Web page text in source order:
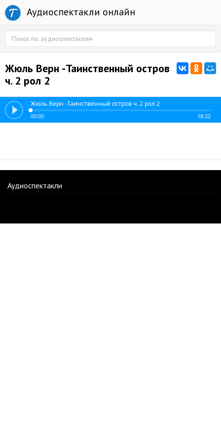
Аудиоспектакли онлайн
Жюль Верн -Таинственный остров
ч. 2 рол 2
Жюль Верн -Таинственный остров ч. 2 рол 2
00:00 18:22
Аудиоспектакли